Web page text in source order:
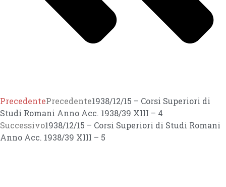
PrecedentePrecedente1938/12/15 – Corsi Superiori di
Studi Romani Anno Acc. 1938/39 XIII – 4
Successivo1938/12/15 – Corsi Superiori di Studi Romani
Anno Acc. 1938/39 XIII – 5